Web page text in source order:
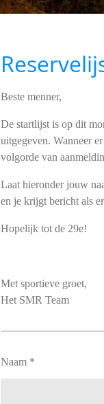
Beste menner,
De startlijst is op dit
uitgegeven. Wanneer
volgorde van
Laat hieronder jouw
en je krijgt bericht als
Hopelijk tot de 29e!
Met sportieve groet,
Het SMR Team
Naam *